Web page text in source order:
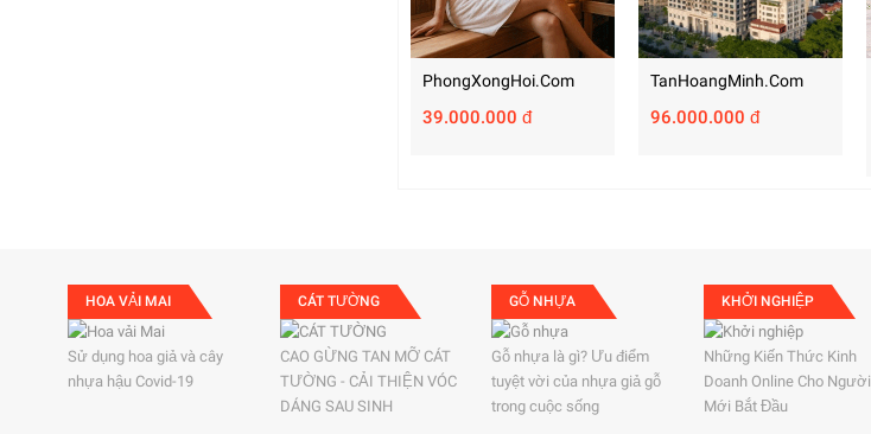
PhongXongHoi.com
39.000.000 đ
TanHoangMinh.com
96.000.000 đ
HOA VẢI MAI
Sử dụng hoa giả và cây
nhựa hậu Covid-19
CÁT TƯỜNG
CAO GỪNG TAN MỠ CÁT
TƯỜNG - CẢI THIỆN VÓC
DÁNG SAU SINH
GỖ NHỰA
Gỗ nhựa là gì? Ưu điểm
tuyệt vời của nhựa giả gỗ
trong cuộc sống
KHỞI NGHIỆP
Những Kiến Thức Kinh
Doanh Online Cho Người
Mới Bắt Đầu